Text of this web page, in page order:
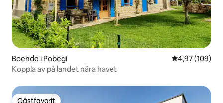
Boende i Pobegi 4,97 av 5 i
4,97 (109)
Koppla av på landet nära havet
Gästfavorit